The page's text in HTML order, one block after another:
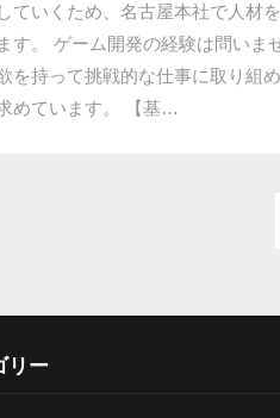
ていくため、名古屋本社で人材
す。 ゲーム開発の経験は問いま
を持って挑戦的な仕事に取り組
めています。 【基…
リー